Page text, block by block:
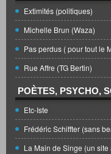
Extimités (politiques)
Michelle Brun (Waza)
Pas perdus ( pour tout le
Rue Affre (TG Bertin)
POÈTES, PSYCHO,
Etc-Iste
Frédéric Schiffter (sans
La Main de Singe (un site